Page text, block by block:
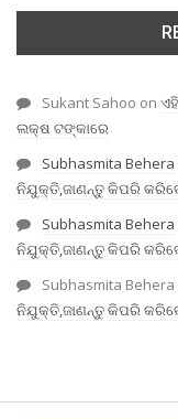
Sukant Sahoo on
ଲକ୍ଷ ଟଙ୍କାରେ
Subhasmita Behera
ନିଯୁକ୍ତି,ଜାଣନ୍ତୁ କିପରି
Subhasmita Behera
ନିଯୁକ୍ତି,ଜାଣନ୍ତୁ କିପରି
Subhasmita Behera
ନିଯୁକ୍ତି,ଜାଣନ୍ତୁ କିପରି